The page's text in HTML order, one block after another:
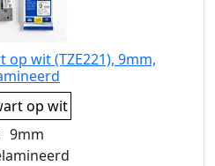
wit (TZE221), 9mm,
op wit
9mm